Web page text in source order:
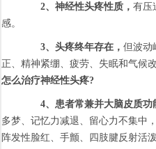
2、神经性头疼性质，有压
感。
3、头疼终年存在，但波动
正、精神紧绷、疲劳、失眠和气候改
怎么治疗神经性头疼?
4、患者常兼并大脑皮质功
多梦、记忆力减退、留心力不集中
阵发性脸红、手颤、四肢腱反射活